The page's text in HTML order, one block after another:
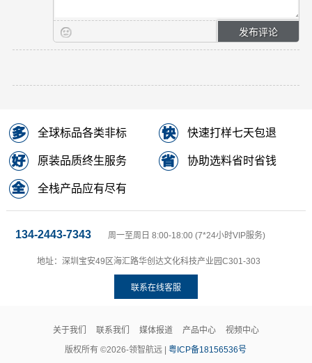
全球标品各类非标 快速打样七天包退
原装品质终生服务 协助选料省时省钱
全栈产品应有尽有
134-2443-7343 周一至周日 8:00-18:00 (7*24小时VIP服务)
地址：深圳宝安49区海汇路华创达文化科技产业园C301-303
联系在线客服
关于我们 联系我们 媒体报道 产品中心
视频中心
版权所有 ©2026-领智航远 |粤ICP备18156536号